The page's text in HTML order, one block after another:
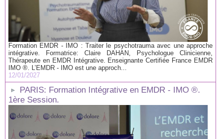
Formation EMDR - IMO : Traiter le psychotrauma avec une approche
intégrative. Formatrice: Claire DAHAN, Psychologue Clinicienne,
Thérapeute en EMDR Intégrative. Enseignante Certifiée France EMDR
IMO ®. L’EMDR - IMO est une approch...
12/01/2027
PARIS: Formation Intégrative en EMDR - IMO ®.
1ère Session.